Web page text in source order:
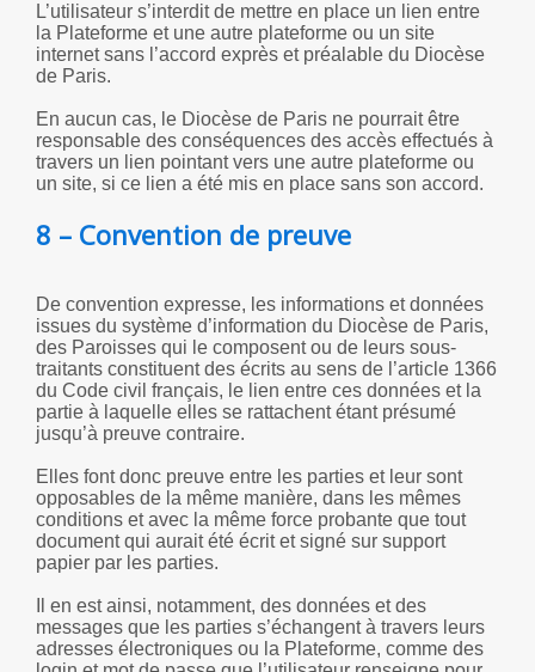
L’utilisateur s’interdit de mettre en place un lien entre
la Plateforme et une autre plateforme ou un site
internet sans l’accord exprès et préalable du Diocèse
de Paris.
En aucun cas, le Diocèse de Paris ne pourrait être
responsable des conséquences des accès effectués à
travers un lien pointant vers une autre plateforme ou
un site, si ce lien a été mis en place sans son accord.
8 – Convention de preuve
De convention expresse, les informations et données
issues du système d’information du Diocèse de Paris,
des Paroisses qui le composent ou de leurs sous-
traitants constituent des écrits au sens de l’article 1366
du Code civil français, le lien entre ces données et la
partie à laquelle elles se rattachent étant présumé
jusqu’à preuve contraire.
Elles font donc preuve entre les parties et leur sont
opposables de la même manière, dans les mêmes
conditions et avec la même force probante que tout
document qui aurait été écrit et signé sur support
papier par les parties.
Il en est ainsi, notamment, des données et des
messages que les parties s’échangent à travers leurs
adresses électroniques ou la Plateforme, comme des